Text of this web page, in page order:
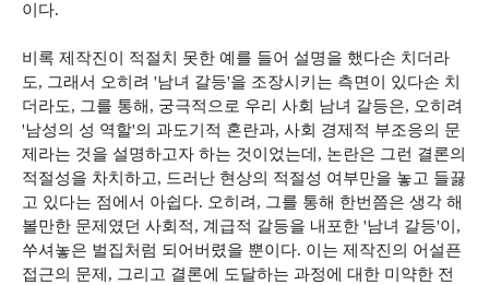
이다.
비록 제작진이 적절치 못한 예를 들어 설명을 했다손 치더라
도, 그래서 오히려 '남녀 갈등'을 조장시키는 측면이 있다손 치
더라도, 그를 통해, 궁극적으로 우리 사회 남녀 갈등은, 오히려
'남성의 성 역할'의 과도기적 혼란과, 사회 경제적 부조응의 문
제라는 것을 설명하고자 하는 것이었는데, 논란은 그런 결론의
적절성을 차치하고, 드러난 현상의 적절성 여부만을 놓고 들끓
고 있다는 점에서 아쉽다. 오히려, 그를 통해 한번쯤은 생각 해
볼만한 문제였던 사회적, 계급적 갈등을 내포한 '남녀 갈등'이,
쑤셔놓은 벌집처럼 되어버렸을 뿐이다. 이는 제작진의 어설픈
접근의 문제, 그리고 결론에 도달하는 과정에 대한 미약한 전